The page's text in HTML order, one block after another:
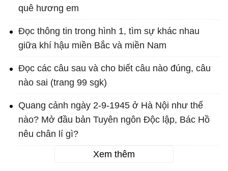
quê hương em
Đọc thông tin trong hình 1, tìm sự khác nhau
giữa khí hậu miền Bắc và miền Nam
Đọc các câu sau và cho biết câu nào đúng, câu
nào sai (trang 99 sgk)
Quang cảnh ngày 2-9-1945 ở Hà Nội như thế
nào? Mở đầu bản Tuyên ngôn Độc lập, Bác Hồ
nêu chân lí gì?
Xem thêm